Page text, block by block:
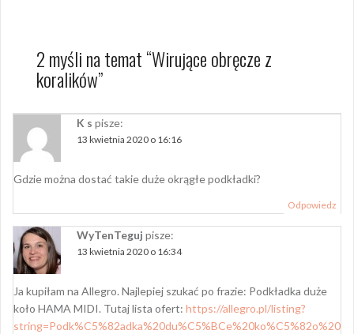
2 myśli na temat “Wirujące obręcze z
koralików”
K s pisze:
13 kwietnia 2020 o 16:16
Gdzie można dostać takie duże okrągłe podkładki?
Odpowiedz
WyTenTeguj pisze:
13 kwietnia 2020 o 16:34
Ja kupiłam na Allegro. Najlepiej szukać po frazie: Podkładka duże
koło HAMA MIDI. Tutaj lista ofert: https://allegro.pl/listing?
string=Podk%C5%82adka%20du%C5%BCe%20ko%C5%82o%20